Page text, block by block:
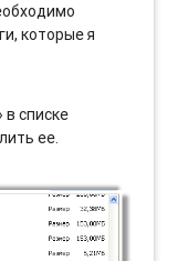
которые я
в списке
ее.